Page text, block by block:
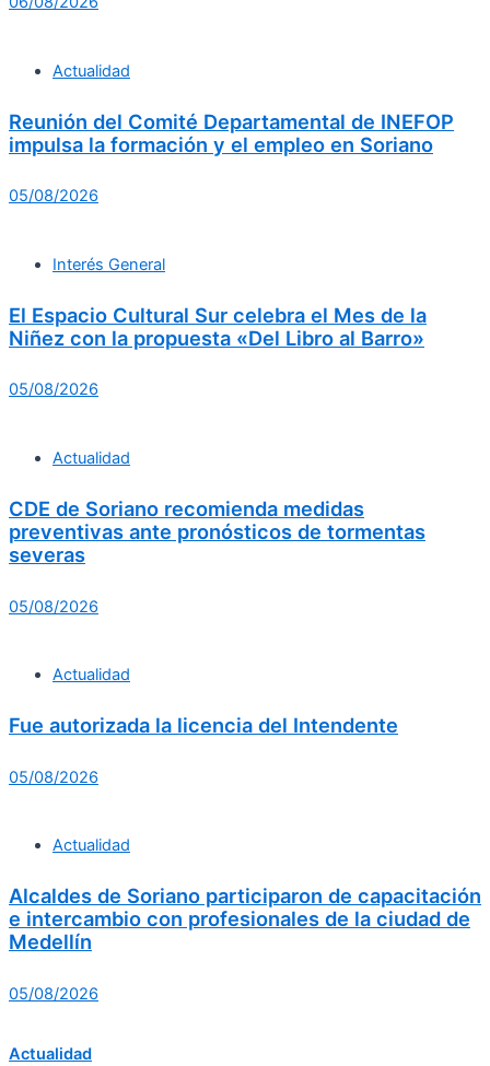
Actualidad
Reunión del Comité Departamental de INEFOP
impulsa la formación y el empleo en Soriano
05/08/2026
Interés General
El Espacio Cultural Sur celebra el Mes de la
Niñez con la propuesta «Del Libro al Barro»
05/08/2026
Actualidad
CDE de Soriano recomienda medidas
preventivas ante pronósticos de tormentas
severas
05/08/2026
Actualidad
Fue autorizada la licencia del Intendente
05/08/2026
Actualidad
Alcaldes de Soriano participaron de capacitación
e intercambio con profesionales de la ciudad de
Medellín
05/08/2026
Actualidad